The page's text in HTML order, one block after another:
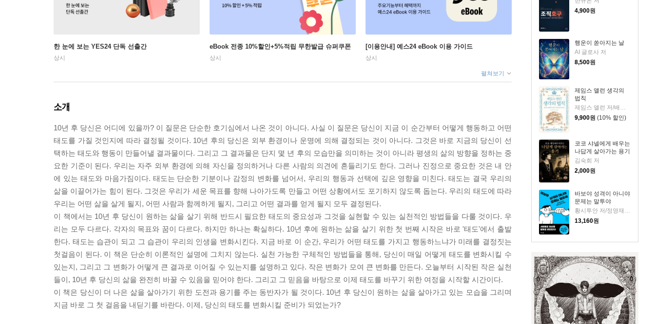
4,900원
행운이 쏟아지는 날
AI 글로사 저
8,500원
제임스 앨런 생각의
법칙
제임스 앨런 저/배지은 역
9,900원 (10% 할인)
코코 샤넬에게 배우는
나답게 살아가는 용기
김숙희 저
2,000원
바보야 성격이 아니야
문제는 말투야
황시투안 저/정영재 역
13,160원
한 눈에 보는 YES24 단독 선출간
상시
eBook 전종 10%할인+5%적립 무한발급 슈퍼쿠폰
상시
[이용안내] 예스24 eBook 이용 가이드
상시
펼쳐보기
소개
10년 후 당신은 어디에 있을까? 이 질문은 단순한 호기심에서 나온 것이 아니다. 사실 이 질문은 당신이 지금 이 순간부터 어떻게 행동하고 어떤
태도를 가질 것인지에 따라 결정될 것이다. 10년 후의 당신은 외부 환경이나 운명에 의해 결정되는 것이 아니다. 그것은 바로 지금의 당신이 선
택하는 태도와 행동이 만들어낼 결과물이다. 그리고 그 결과물은 단지 몇 년 후의 모습만을 의미하는 것이 아니라 평생의 삶의 방향을 정하는 중
요한 기준이 된다. 우리는 자주 외부 환경에 의해 자신을 정의하거나 다른 사람의 의견에 흔들리기도 한다. 그러나 진정으로 중요한 것은 내 안
에 있는 태도와 마음가짐이다. 태도는 단순한 기분이나 감정의 변화를 넘어서, 우리의 행동과 선택에 깊은 영향을 미친다. 태도는 결국 우리의
삶을 이끌어가는 힘이 된다. 그것은 우리가 세운 목표를 향해 나아가도록 만들고 어떤 상황에서도 포기하지 않도록 돕는다. 우리의 태도에 따라
우리는 어떤 삶을 살게 될지, 어떤 사람과 함께하게 될지, 그리고 어떤 결과를 얻게 될지 모두 결정된다.
이 책에서는 10년 후 당신이 원하는 삶을 살기 위해 반드시 필요한 태도의 중요성과 그것을 실현할 수 있는 실천적인 방법들을 다룰 것이다. 우
리는 모두 다르다. 각자의 목표와 꿈이 다르다. 하지만 하나는 확실하다. 10년 후에 원하는 삶을 살기 위한 첫 번째 시작은 바로 '태도'에서 출발
한다. 태도는 습관이 되고 그 습관이 우리의 인생을 변화시킨다. 지금 바로 이 순간, 우리가 어떤 태도를 가지고 행동하느냐가 미래를 결정짓는
첫걸음이 된다. 이 책은 단순히 이론적인 설명에 그치지 않는다. 실천 가능한 구체적인 방법들을 통해, 당신이 매일 어떻게 태도를 변화시킬 수
있는지, 그리고 그 변화가 어떻게 큰 결과로 이어질 수 있는지를 설명하고 있다. 작은 변화가 모여 큰 변화를 만든다. 오늘부터 시작된 작은 실천
들이, 10년 후 당신의 삶을 완전히 바꿀 수 있음을 믿어야 한다. 그리고 그 믿음을 바탕으로 이제 태도를 바꾸기 위한 여정을 시작할 시간이다.
이 책은 당신이 더 나은 삶을 살아가기 위한 도전과 용기를 주는 동반자가 될 것이다. 10년 후 당신이 원하는 삶을 살아가고 있는 모습을 그리며
지금 바로 그 첫 걸음을 내딛기를 바란다. 이제, 당신의 태도를 변화시킬 준비가 되었는가?